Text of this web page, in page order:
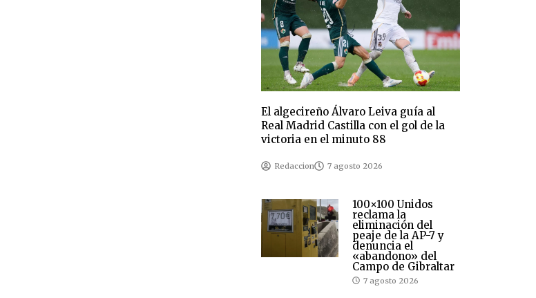
El algecireño Álvaro Leiva guía al
Real Madrid Castilla con el gol de la
victoria en el minuto 88
Redaccion 7 agosto 2026
100×100 Unidos
reclama la
eliminación del
peaje de la AP-7 y
denuncia el
«abandono» del
Campo de Gibraltar
7 agosto 2026